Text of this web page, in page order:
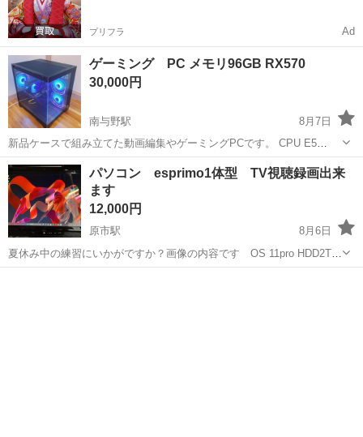
プリフラ Ad
ゲーミング PC メモリ96GB RX570
30,000円
南与野駅
8月7日
新品ケースで組み立てた動画編集やゲーミングPCです。 CPU E5
2680 V4 14コア28スレッド 第9世代 i7 相当 メモリ: 96GB (32✖️2、
16✖️2)DDR4 ECC マザーボード : X99 スト...
埼玉 さいたま市 デスクトップパソコン
メモリ
パソコン esprimo1体型 TV視聴録画出来
ます
12,000円
原市駅
8月6日
夏休み中の練習にいかがですか？画像の内容です OS 11pro HDD2TB
i3 2c4 メモリ4G LANgigabit BDプレイヤー内蔵(DVDは見れましたが